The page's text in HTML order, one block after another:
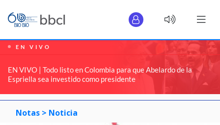
EN VIVO
EN VIVO | Todo listo en Colombia para que Abelardo de la
Espriella sea investido como presidente
Notas > Noticia